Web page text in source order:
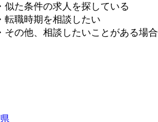
・似た条件の求人を探している
・転職時期を相談したい
・その他、相談したいことがある場合